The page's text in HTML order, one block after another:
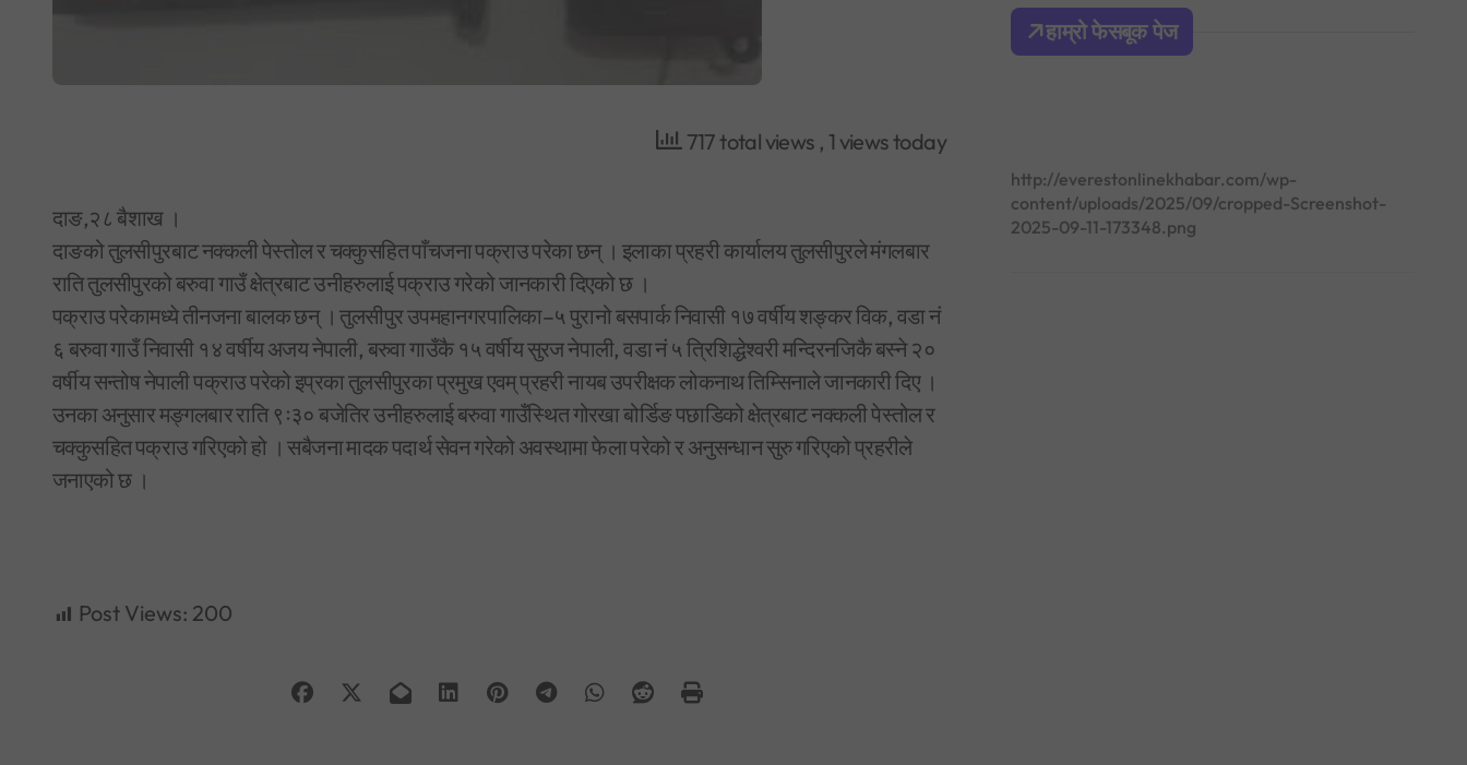
717 total views , 1 views today
दाङ,२८ बैशाख ।
दाङको तुलसीपुरबाट नक्कली पेस्तोल र चक्कुसहित पाँचजना पक्राउ परेका छन् । इलाका प्रहरी कार्यालय तुलसीपुरले मंगलबार
राति तुलसीपुरको बरुवा गाउँ क्षेत्रबाट उनीहरुलाई पक्राउ गरेको जानकारी दिएको छ ।
पक्राउ परेकामध्ये तीनजना बालक छन् । तुलसीपुर उपमहानगरपालिका–५ पुरानो बसपार्क निवासी १७ वर्षीय शङ्कर विक, वडा नं
६ बरुवा गाउँ निवासी १४ वर्षीय अजय नेपाली, बरुवा गाउँकै १५ वर्षीय सुरज नेपाली, वडा नं ५ त्रिशिद्धेश्वरी मन्दिरनजिकै बस्ने २०
वर्षीय सन्तोष नेपाली पक्राउ परेको इप्रका तुलसीपुरका प्रमुख एवम् प्रहरी नायब उपरीक्षक लोकनाथ तिम्सिनाले जानकारी दिए ।
उनका अनुसार मङ्गलबार राति ९ः३० बजेतिर उनीहरुलाई बरुवा गाउँस्थित गोरखा बोर्डिङ पछाडिको क्षेत्रबाट नक्कली पेस्तोल र
चक्कुसहित पक्राउ गरिएको हो । सबैजना मादक पदार्थ सेवन गरेको अवस्थामा फेला परेको र अनुसन्धान सुरु गरिएको प्रहरीले
जनाएको छ ।
Post Views: 200
h
o
हाम्रो फेसबूक पेज
http://everestonlinekhabar.com/wp-
content/uploads/2025/09/cropped-Screenshot-
2025-09-11-173348.png